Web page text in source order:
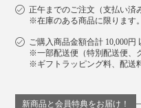
正午までのご注文（支払い済
※在庫のある商品に限ります。
ご購入商品金額合計 10,000円
※一部配送便（特別配送便、
※ギフトラッピング料、配送
新商品と会員特典をお届け！